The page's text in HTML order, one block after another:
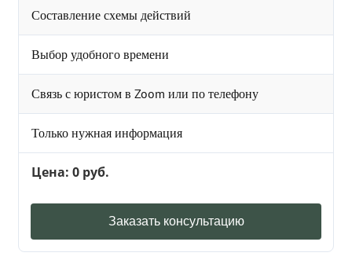
Составление схемы действий
Выбор удобного времени
Связь с юристом в Zoom или по телефону
Только нужная информация
Цена: 0 руб.
Заказать консультацию